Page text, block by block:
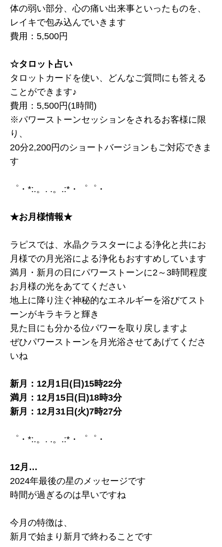
体の弱い部分、心の痛い出来事といったものを、
レイキで包み込んでいきます
費用：5,500円
☆タロット占い
タロットカードを使い、どんなご質問にも答える
ことができます♪
費用：5,500円(1時間)
※パワーストーンセッションをされるお客様に限
り、
20分2,200円のショートバージョンもご対応できま
す
゜・*:.。. .。.:*・゜゜・
★お月様情報★
ラピスでは、水晶クラスターによる浄化と共にお
月様での月光浴による浄化もおすすめしています
満月・新月の日にパワーストーンに2～3時間程度
お月様の光をあててください
地上に降り注ぐ神秘的なエネルギーを浴びてスト
ーンがキラキラと輝き
見た目にも分かる位パワーを取り戻しますよ
ぜひパワーストーンを月光浴させてあげてくださ
いね
新月：12月1日(日)15時22分
満月：12月15日(日)18時3分
新月：12月31日(火)7時27分
゜・*:.。. .。.:*・゜゜・
12月…
2024年最後の星のメッセージです
時間が過ぎるのは早いですね
今月の特徴は、
新月で始まり新月で終わることです